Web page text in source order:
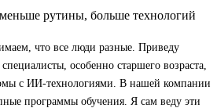
что все люди разные. Приведу
особенно старшего возраста,
с ИИ-технологиями. В нашей компании
программы обучения. Я сам веду эти